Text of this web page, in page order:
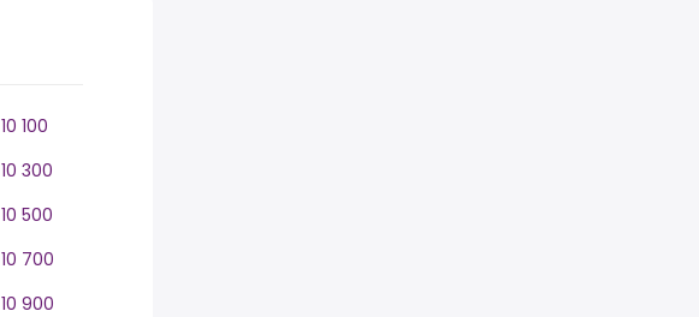
100
300
500
700
900